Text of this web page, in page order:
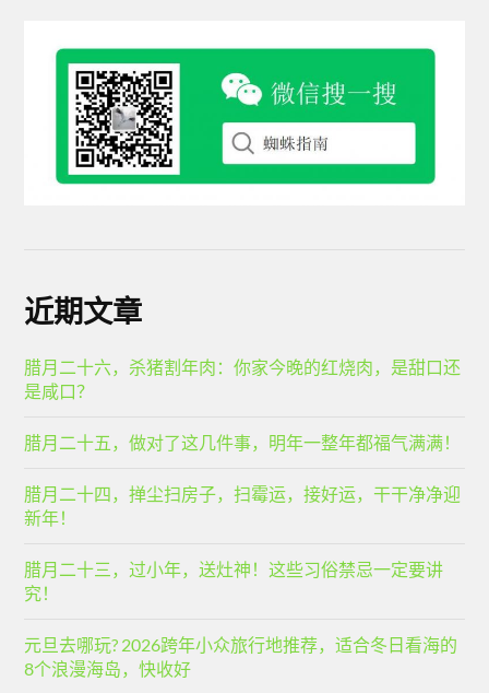
近期文章
腊月二十六，杀猪割年肉：你家今晚的红烧肉，是甜口还
是咸口？
腊月二十五，做对了这几件事，明年一整年都福气满满！
腊月二十四，掸尘扫房子，扫霉运，接好运，干干净净迎
新年！
腊月二十三，过小年，送灶神！这些习俗禁忌一定要讲
究！
元旦去哪玩? 2026跨年小众旅行地推荐，适合冬日看海的
8个浪漫海岛，快收好